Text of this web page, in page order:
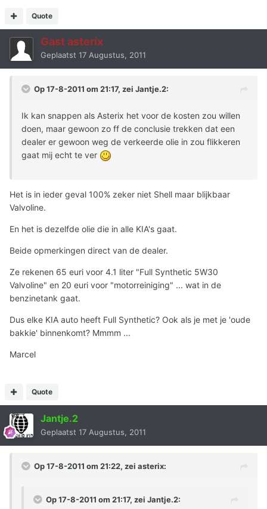
Quote
Gast asterix
Geplaatst 17 Augustus, 2011
Op 17-8-2011 om 21:17, zei Jantje.2:
Ik kan snappen als Asterix het voor de kosten zou willen
doen, maar gewoon zo ff de conclusie trekken dat een
dealer er gewoon weg de verkeerde olie in zou flikkeren
gaat mij echt te ver
Het is in ieder geval 100% zeker niet Shell maar blijkbaar
Valvoline.
En het is dezelfde olie die in alle KIA's gaat.
Beide opmerkingen direct van de dealer.
Ze rekenen 65 euri voor 4.1 liter "Full Synthetic 5W30
Valvoline" en 20 euri voor "motorreiniging" ... wat in de
benzinetank gaat.
Dus elke KIA auto heeft Full Synthetic? Ook als je met je 'oude
bakkie' binnenkomt? Mmmm ...
Marcel
Quote
Jantje.2
Geplaatst 17 Augustus, 2011
Op 17-8-2011 om 21:22, zei asterix:
Op 17-8-2011 om 21:17, zei Jantje.2: